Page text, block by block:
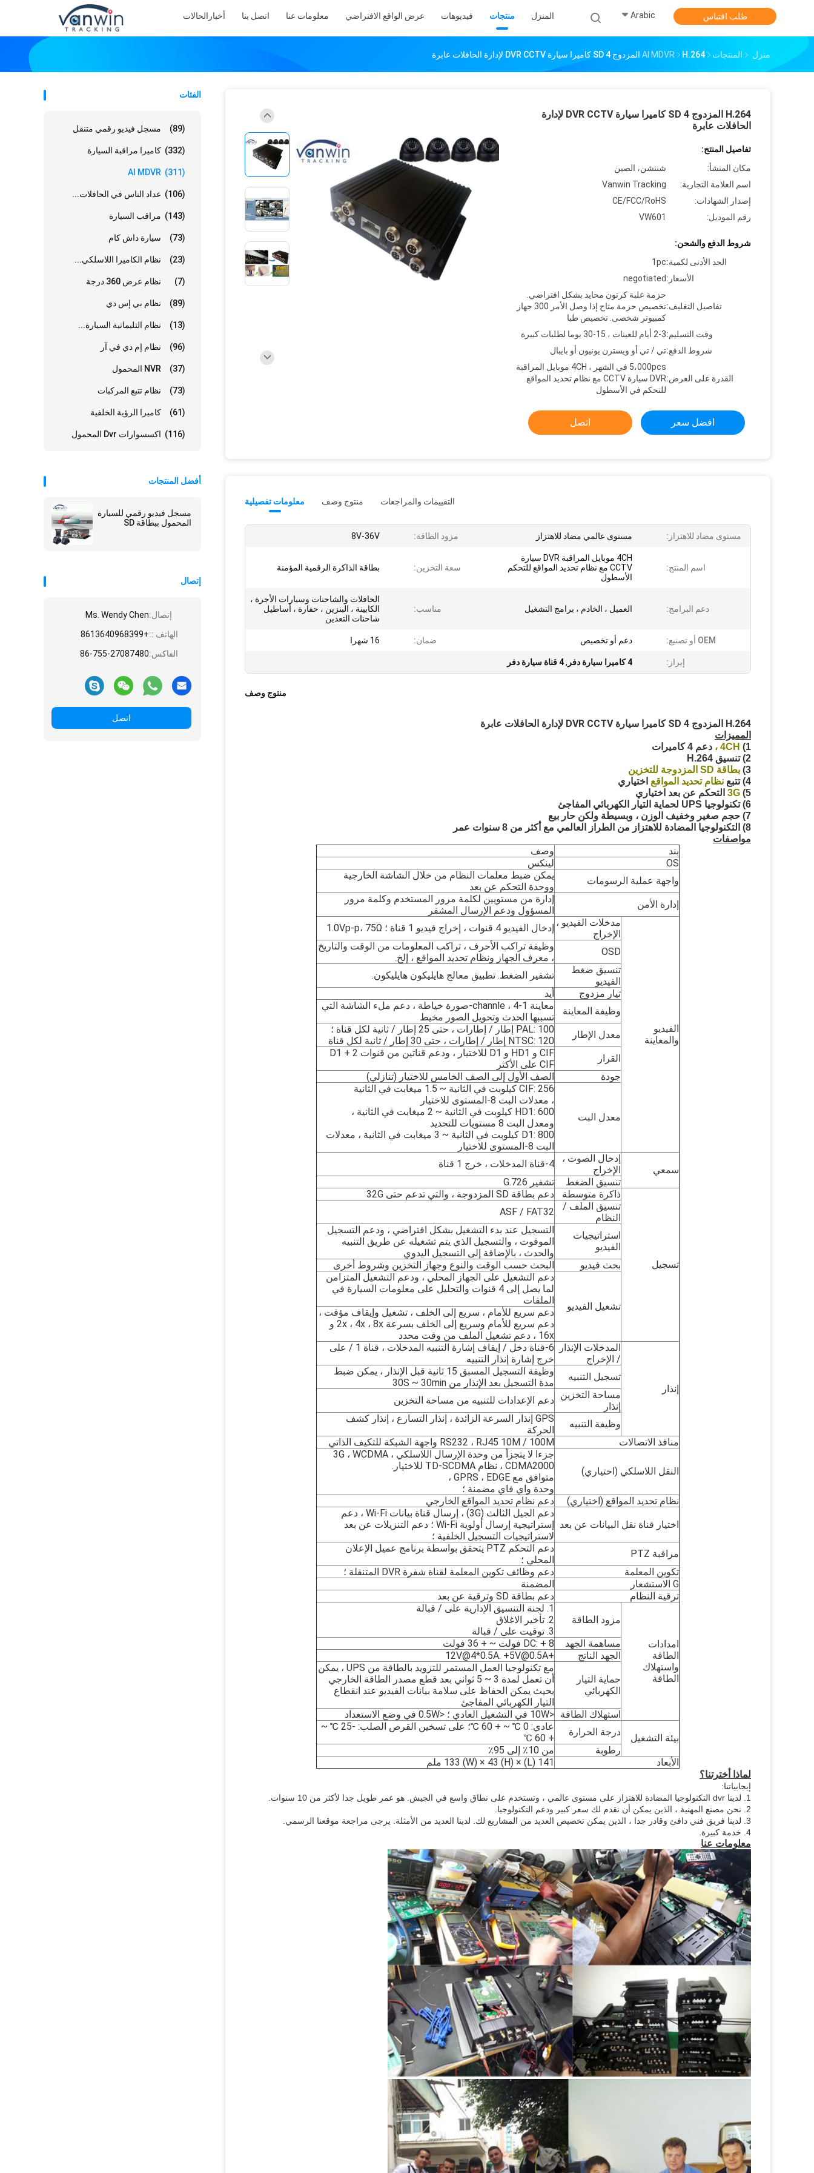
المنزل منتجات فيديوهات عرض الواقع الافتراضي معلومات عنا اتصل بنا أخبار الحالات Arabic طلب اقتباس
منزل المنتجات AI MDVR H.264 المزدوج SD 4 كاميرا سيارة DVR CCTV لإدارة الحافلات عابرة
الفئات
مسجل فيديو رقمي متنقل (89)
كاميرا مراقبة السيارة (332)
AI MDVR (311)
عداد الناس في الحافلات... (106)
مراقب السيارة (143)
سيارة داش كام (73)
نظام الكاميرا اللاسلكي... (23)
نظام عرض 360 درجة (7)
نظام بي إس دي (89)
نظام التليماتية السيارة... (13)
نظام إم دي في آر (96)
NVR المحمول (37)
نظام تتبع المركبات (73)
كاميرا الرؤية الخلفية (61)
اكسسوارات Dvr المحمول (116)
أفضل المنتجات
مسجل فيديو رقمي للسيارة
المحمول ببطاقة SD
إتصال
إتصال:Ms. Wendy Chen
الهاتف ::+8613640968399
الفاكس:86-755-27087480
اتصل
H.264 المزدوج SD 4 كاميرا سيارة DVR CCTV لإدارة
الحافلات عابرة
تفاصيل المنتج:
مكان المنشأ:
شنتشن، الصين
اسم العلامة التجارية:
Vanwin Tracking
إصدار الشهادات:
CE/FCC/RoHS
رقم الموديل:
VW601
شروط الدفع والشحن:
الحد الأدنى لكمية:1pc
الأسعار:negotiated
تفاصيل التغليف:
حزمة علبة كرتون محايد بشكل افتراضي.
تخصيص حزمة متاح إذا وصل الأمر 300 جهاز
كمبيوتر شخصى. تخصيص طبا
وقت التسليم:2-3 أيام للعينات ، 15-30 يوما لطلبات كبيرة
شروط الدفع:تي / تي أو ويسترن يونيون أو بايبال
القدرة على العرض:
5،000pcs في الشهر ، 4CH موبايل المراقبة
DVR سيارة CCTV مع نظام تحديد المواقع
للتحكم في الأسطول
افضل سعر اتصل
معلومات تفصيلية منتوج وصف التقييمات والمراجعات
مستوى مضاد للاهتزاز: مستوى عالمي مضاد للاهتزاز مزود الطاقة: 8V-36V
اسم المنتج:
4CH موبايل المراقبة DVR سيارة
CCTV مع نظام تحديد المواقع للتحكم
الأسطول
سعة التخزين: بطاقة الذاكرة الرقمية المؤمنة
دعم البرامج: العميل ، الخادم ، برامج التشغيل مناسب:
الحافلات والشاحنات وسيارات الأجرة ،
الكابينة ، البنزين ، حفارة ، أساطيل
شاحنات التعدين
OEM أو تصنيع: دعم أو تخصيص ضمان: 16 شهرا
إبراز: 4 كاميرا سيارة دفر ,4 قناة سيارة دفر
منتوج وصف
H.264 المزدوج SD 4 كاميرا سيارة DVR CCTV لإدارة الحافلات عابرة
المميزات
1)
4CH ، دعم 4 كاميرات
2) تنسيق H.264
3) بطاقة SD المزدوجة للتخزين
4) تتبع نظام تحديد المواقع اختياري
5)
3G التحكم عن بعد اختياري
6) تكنولوجيا UPS لحماية التيار الكهربائي المفاجئ
7) حجم صغير وخفيف الوزن ، وبسيطة ولكن حار بيع
8) التكنولوجيا المضادة للاهتزاز من الطراز العالمي مع أكثر من 8 سنوات عمر
مواصفات
بند
وصف
OS
لينكس
واجهة عملية الرسومات
يمكن ضبط معلمات النظام من خلال الشاشة الخارجية
ووحدة التحكم عن بعد
إدارة الأمن
إدارة من مستويين لكلمة مرور المستخدم وكلمة مرور
المسؤول ودعم الإرسال المشفر
الفيديو
والمعاينة
مدخلات الفيديو ،
الإخراج
إدخال الفيديو 4 قنوات ، إخراج فيديو 1 قناة ؛ 1.0Vp-p، 75Ω
OSD
وظيفة تراكب الأحرف ، تراكب المعلومات من الوقت والتاريخ
، معرف الجهاز ونظام تحديد المواقع ، إلخ.
تنسيق ضغط
الفيديو
تشفير الضغط. تطبيق معالج هايليكون هايليكون.
تيار مزدوج
أيد
وظيفة المعاينة
معاينة 1-channle ، 4-صورة خياطة ، دعم ملء الشاشة التي
تسببها الحدث وتحويل الصور مخيط
معدل الإطار
PAL: 100 إطار / إطارات ، حتى 25 إطار / ثانية لكل قناة ؛
NTSC: 120 إطار / إطارات ، حتى 30 إطار / ثانية لكل قناة
القرار
CIF و HD1 و D1 للاختيار ، ودعم قناتين من قنوات D1 + 2
CIF على الأكثر
جودة
الصف الأول إلى الصف الخامس للاختيار (تنازلي)
معدل البت
CIF: 256 كيلوبت في الثانية ~ 1.5 ميغابت في الثانية
، معدلات البت 8-المستوى للاختيار
HD1: 600 كيلوبت في الثانية ~ 2 ميغابت في الثانية ،
ومعدل البت 8 مستويات للتحديد
D1: 800 كيلوبت في الثانية ~ 3 ميغابت في الثانية ، معدلات
البت 8-المستوى للاختيار
سمعي
إدخال الصوت ،
الإخراج
4-قناة المدخلات ، خرج 1 قناة
تنسيق الضغط
تشفير G.726
تسجيل
ذاكرة متوسطة
دعم بطاقة SD المزدوجة ، والتي تدعم حتى 32G
تنسيق الملف /
النظام
ASF / FAT32
استراتيجيات
الفيديو
التسجيل عند بدء التشغيل بشكل افتراضي ، ودعم التسجيل
الموقوت ، والتسجيل الذي يتم تشغيله عن طريق التنبيه
والحدث ، بالإضافة إلى التسجيل اليدوي
بحث فيديو
البحث حسب الوقت والنوع وجهاز التخزين وشروط أخرى
تشغيل الفيديو
دعم التشغيل على الجهاز المحلي ، ودعم التشغيل المتزامن
لما يصل إلى 4 قنوات والتحليل على معلومات السيارة في
الملفات
دعم سريع للأمام ، سريع إلى الخلف ، تشغيل وإيقاف مؤقت ،
دعم سريع للأمام وسريع إلى الخلف بسرعة 2x ، 4x ، 8x و
16x ، دعم تشغيل الملف من وقت محدد
إنذار
المدخلات الإنذار
/ الإخراج
6-قناة دخل / إيقاف إشارة التنبيه المدخلات ، قناة 1 / على
خرج إشارة إنذار التنبيه
تسجيل التنبيه
وظيفة التسجيل المسبق 15 ثانية قبل الإنذار ، يمكن ضبط
مدة التسجيل بعد الإنذار من 30S ~ 30min
مساحة التخزين
إنذار
دعم الإعدادات للتنبيه من مساحة التخزين
وظيفة التنبيه
GPS إنذار السرعة الزائدة ، إنذار التسارع ، إنذار كشف
الحركة
منافذ الاتصالات
RS232 ، RJ45 10M / 100M واجهة الشبكة للتكيف الذاتي
النقل اللاسلكي (اختياري)
جزءا لا يتجزأ من وحدة الإرسال اللاسلكي 3G ، WCDMA ،
CDMA2000 ، نظام TD-SCDMA للاختيار.
متوافق مع GPRS ، EDGE ،
وحدة واي فاي مضمنة ؛
نظام تحديد المواقع (اختياري)
دعم نظام تحديد المواقع الخارجي
اختيار قناة نقل البيانات عن بعد
دعم الجيل الثالث (3G) ، إرسال قناة بيانات Wi-Fi ، دعم
إستراتيجية إرسال أولوية Wi-Fi ؛ دعم التنزيلات عن بعد
لاستراتيجيات التسجيل الخلفية ؛
مراقبة PTZ
دعم التحكم PTZ يتحقق بواسطة برنامج عميل الإعلان
المحلي ؛
تكوين المعلمة
دعم وظائف تكوين المعلمة لقناة شفرة DVR المتنقلة ؛
G الاستشعار
المضمنة
ترقية النظام
دعم بطاقة SD وترقية عن بعد
امدادات
الطاقة
واستهلاك
الطاقة
مزود الطاقة
1. لجنة التنسيق الإدارية على / قبالة
2. تأخير الاغلاق
3. توقيت على / قبالة
مساهمة الجهد
DC: + 8 فولت ~ + 36 فولت
الجهد الناتج
+12V@4*0.5A. +5V@0.5A
حماية التيار
الكهربائي
مع تكنولوجيا العمل المستمر للتزويد بالطاقة من UPS ، يمكن
أن تعمل لمدة 3 ~ 5 ثواني بعد قطع مصدر الطاقة الخارجي
بحيث يمكن الحفاظ على سلامة بيانات الفيديو عند انقطاع
التيار الكهربائي المفاجئ
استهلاك الطاقة <10W في التشغيل العادي ؛ <0.5W في وضع الاستعداد
بيئة التشغيل
درجة الحرارة
عادي: 0 ℃ ~ + 60 ℃؛ على تسخين القرص الصلب: -25 ℃ ~
+ 60 ℃
رطوبة
من 10٪ إلى 95٪
الأبعاد
141 (L) × 133 (W) × 43 (H) ملم
لماذا أخترتنا؟
إيجابياتنا:
1. لدينا dvr التكنولوجيا المضادة للاهتزاز على مستوى عالمي ، وتستخدم على نطاق واسع في الجيش. هو عمر طويل جدا لأكثر من 10 سنوات.
2. نحن مصنع المهنية ، الذين يمكن أن نقدم لك سعر كبير ودعم التكنولوجيا.
3. لدينا فريق فني دافئ وقادر جدا ، الذين يمكن تخصيص العديد من المشاريع لك. لدينا العديد من الأمثلة. يرجى مراجعة موقعنا الرسمي.
4. خدمة كبيرة.
معلومات عنا